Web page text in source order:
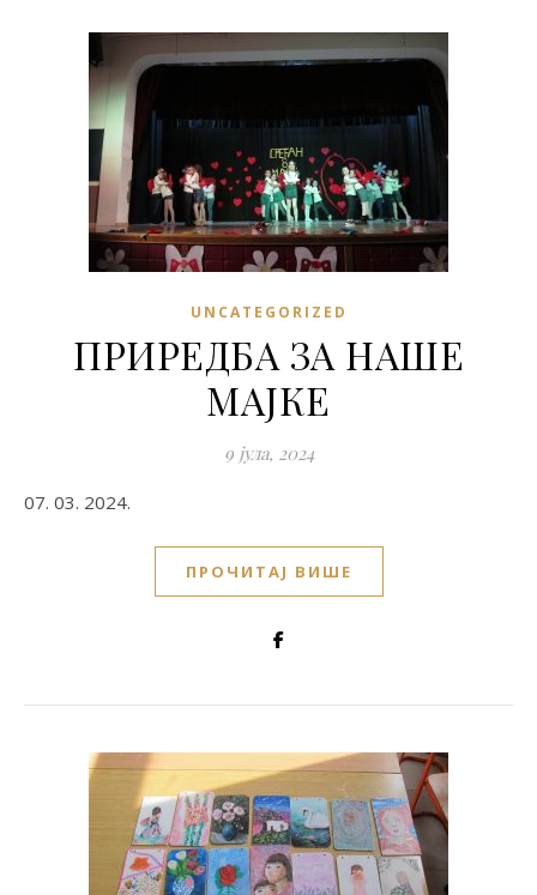
UNCATEGORIZED
ПРИРЕДБА ЗА НАШЕ
МАЈКЕ
9 јула, 2024
07. 03. 2024.
ПРОЧИТАЈ ВИШЕ